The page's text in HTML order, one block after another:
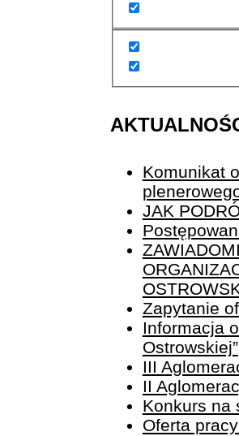
Komunikat
JAK
Zapytanie
Informacja
Ostrowskiej”
III
II
Konkurs na
Oferta